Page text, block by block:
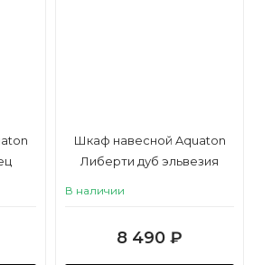
Шкаф навесной Aquaton
Либерти дуб эльвезия
В наличии
8 490 ₽